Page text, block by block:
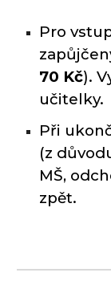
Pro
70 Kč).
učitelky.
Při
(z
MŠ,
zpět.